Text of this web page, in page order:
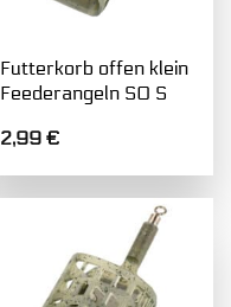
Futterkorb offen klein
Feederangeln SO S
2,99€